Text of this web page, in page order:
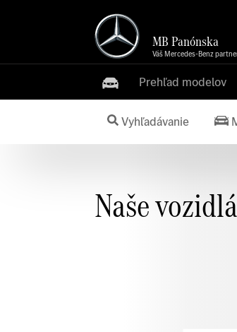
MB Panónska
Váš Mercedes-Benz
Prehľad modelov
Vyhľadávanie
Naše vozidlá